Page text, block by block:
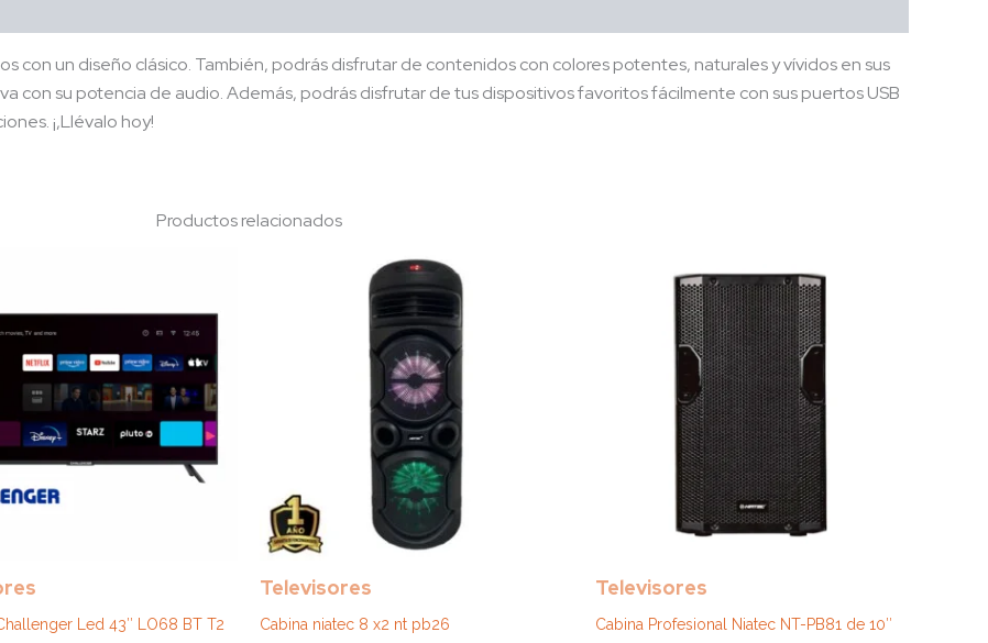
con un diseño clásico. También, podrás disfrutar de contenidos con colores potentes, naturales y vívidos en sus
con su potencia de audio. Además, podrás disfrutar de tus dispositivos favoritos fácilmente con sus puertos USB
¡,Llévalo hoy!
Productos relacionados
Led 43″ LO68 BT T2
Televisores
Cabina niatec 8 x2 nt pb26
Televisores
Cabina Profesional Niatec NT-PB81 de 10″